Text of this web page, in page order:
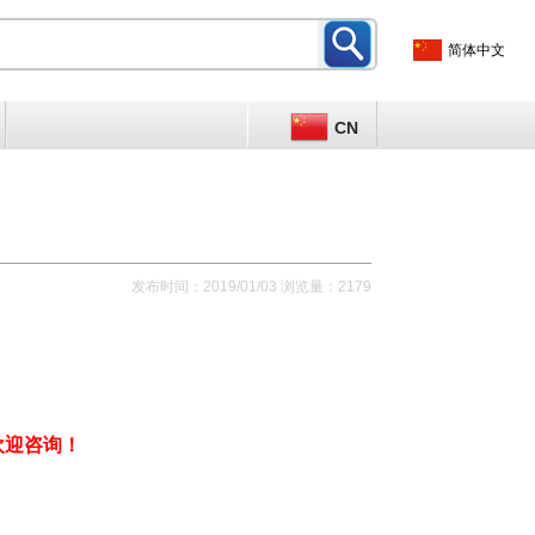
CN
发布时间：2019/01/03 浏览量：2179
迎咨询！
简体中文